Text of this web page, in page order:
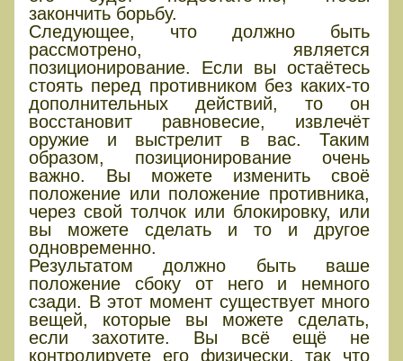
закончить борьбу.
Следующее, что должно быть
рассмотрено, является
позиционирование. Если вы остаётесь
стоять перед противником без каких-то
дополнительных действий, то он
восстановит равновесие, извлечёт
оружие и выстрелит в вас. Таким
образом, позиционирование очень
важно. Вы можете изменить своё
положение или положение противника,
через свой толчок или блокировку, или
вы можете сделать и то и другое
одновременно.
Результатом должно быть ваше
положение сбоку от него и немного
сзади. В этот момент существует много
вещей, которые вы можете сделать,
если захотите. Вы всё ещё не
контролируете его физически, так что